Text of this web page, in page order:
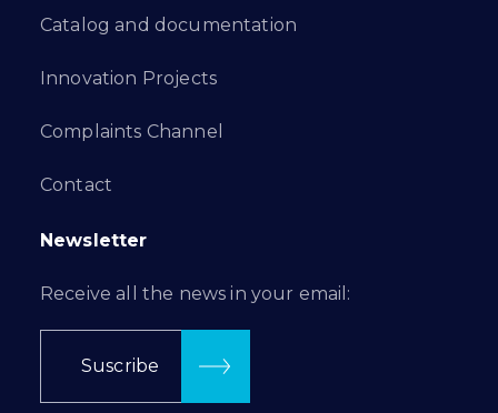
Catalog and documentation
Innovation Projects
Complaints Channel
Contact
Newsletter
Receive all the news in your email:
Suscribe